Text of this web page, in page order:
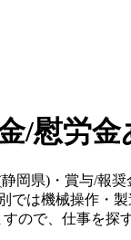
/慰労
岡県)・賞与/報
は機械操作・
ので、仕事を探